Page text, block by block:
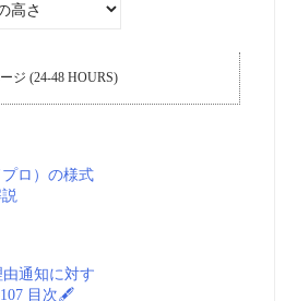
ジ (24-48 HOURS)
ロ）の様式
通知に対す
目次🖋